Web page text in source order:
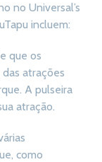
no Universal’s
incluem:
que os
atrações
A pulseira
atração.
como